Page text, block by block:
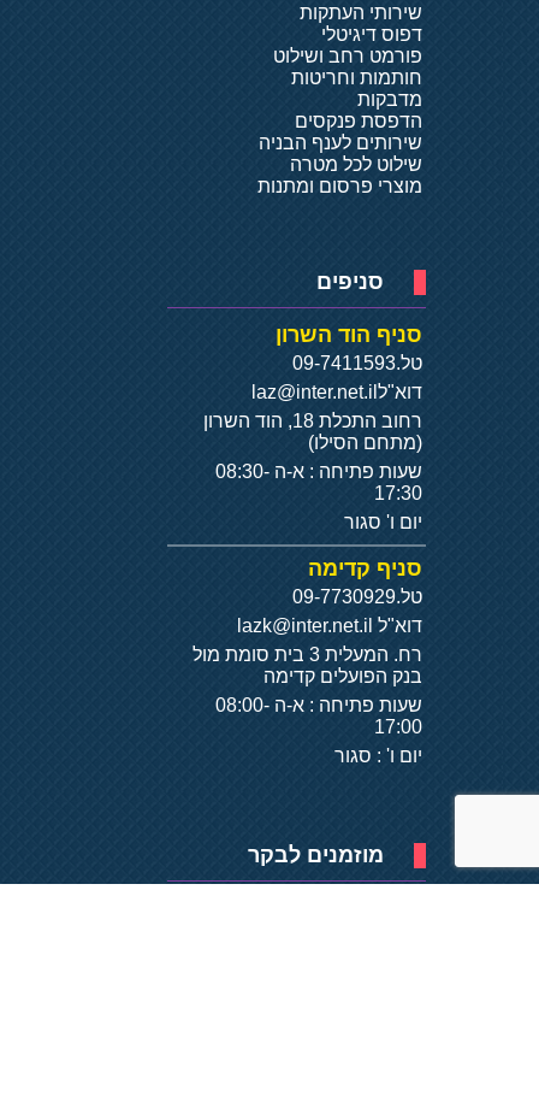
שירותי העתקות
דפוס דיגיטלי
פורמט רחב ושילוט
חותמות וחריטות
מדבקות
הדפסת פנקסים
שירותים לענף הבניה
שילוט לכל מטרה
מוצרי פרסום ומתנות
סניפים
סניף הוד השרון
טל.09-7411593
דוא"ל laz@inter.net.il
רחוב התכלת 18, הוד השרון
(מתחם הסילו)
שעות פתיחה : א-ה 08:30-
17:30
יום ו' סגור
סניף קדימה
טל.09-7730929
דוא"ל
רח. המעלית 3 בית סומת מול
בנק הפועלים קדימה
שעות פתיחה : א-ה 08:00-
17:00
יום ו' : סגור
מוזמנים לבקר